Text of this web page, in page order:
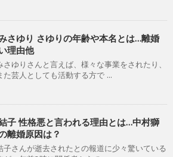
さゆり さゆりの年齢や本名とは…離婚
理由他
さゆりさんと言えば、様々な事業をされたり、
た芸人としても活動する方で ...
子 性格悪と言われる理由とは…中村獅
離婚原因は？
子さんが逝去されたとの報道に少々驚いている